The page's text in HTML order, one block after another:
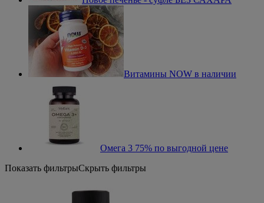
Витамины NOW в наличии
Омега 3 75% по выгодной цене
Показать фильтрыСкрыть фильтры